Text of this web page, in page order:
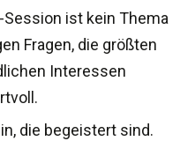
ist kein Thema
Fragen, die größten
Interessen
die begeistert sind.